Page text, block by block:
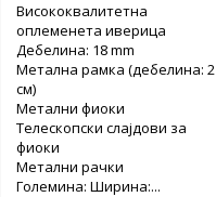
Висококвалитетна
оплеменета иверица
Дебелина: 18 mm
Метална рамка (дебелина: 2
см)
Метални фиоки
Телескопски слајдови за
фиоки
Метални рачки
Големина: Ширина:...